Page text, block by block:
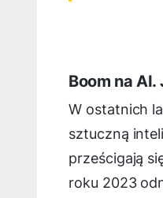
Boom na
W ostatnich
sztuczną
prześcigają
roku 2023